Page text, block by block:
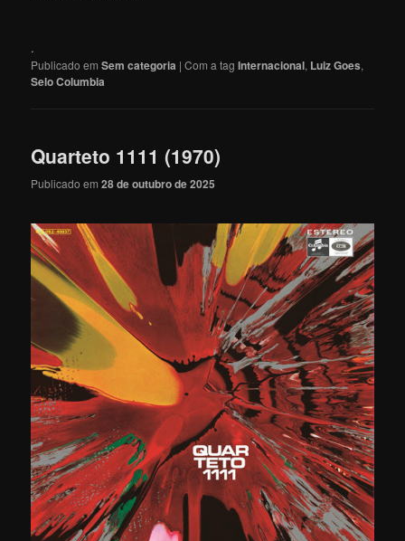
.
Publicado em Sem categoria |Com a tagInternacional, Luiz Goes,
Selo Columbia
Quarteto 1111 (1970)
Publicado em28 de outubro de 2025